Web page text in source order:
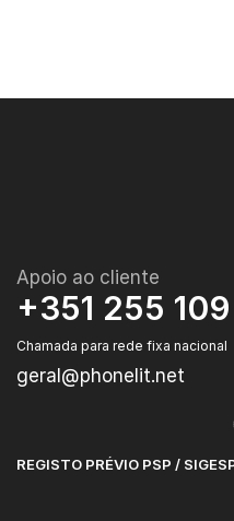
Apoio ao cliente
+351 255
Chamada para rede fixa nacional
geral@phonelit.net
REGISTO PRÉVIO PSP /